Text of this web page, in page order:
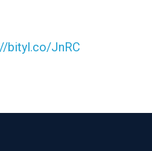
bityl.co/JnRC